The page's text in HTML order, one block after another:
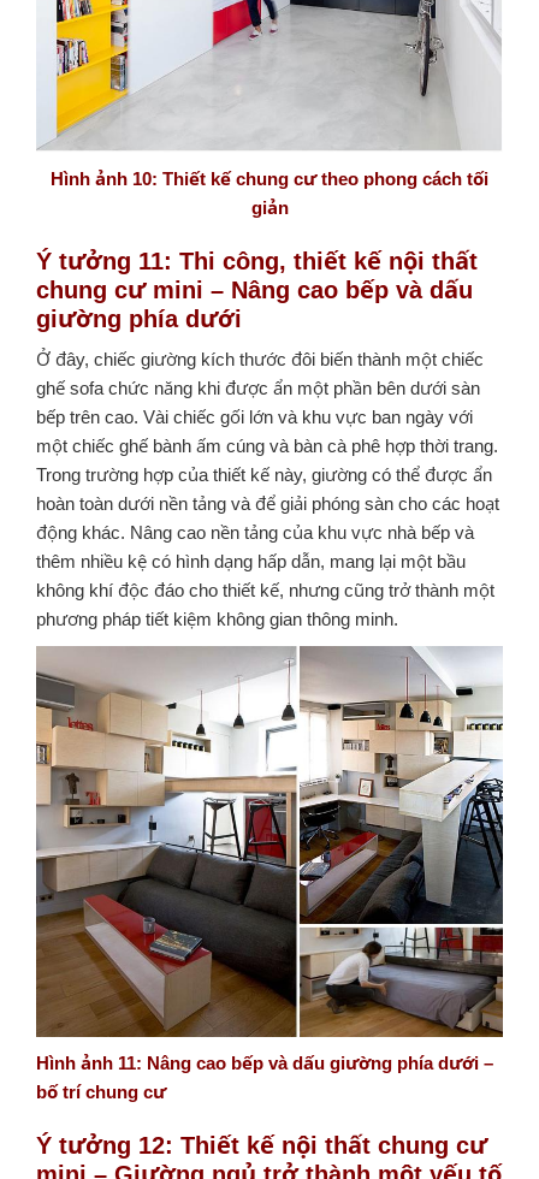
Hình ảnh 10: Thiết kế chung cư theo phong cách tối
giản
Ý tưởng 11: Thi công, thiết kế nội thất
chung cư mini – Nâng cao bếp và dấu
giường phía dưới
Ở đây, chiếc giường kích thước đôi biến thành một chiếc
ghế sofa chức năng khi được ẩn một phần bên dưới sàn
bếp trên cao. Vài chiếc gối lớn và khu vực ban ngày với
một chiếc ghế bành ấm cúng và bàn cà phê hợp thời trang.
Trong trường hợp của thiết kế này, giường có thể được ẩn
hoàn toàn dưới nền tảng và để giải phóng sàn cho các hoạt
động khác. Nâng cao nền tảng của khu vực nhà bếp và
thêm nhiều kệ có hình dạng hấp dẫn, mang lại một bầu
không khí độc đáo cho thiết kế, nhưng cũng trở thành một
phương pháp tiết kiệm không gian thông minh.
Hình ảnh 11: Nâng cao bếp và dấu giường phía dưới –
bố trí chung cư
Ý tưởng 12: Thiết kế nội thất chung cư